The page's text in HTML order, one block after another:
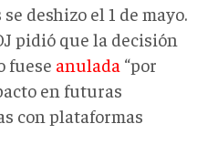
deshizo el 1 de mayo.
pidió que la decisión
fuese anulada “por
en futuras
con plataformas